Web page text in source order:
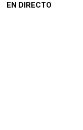
EN DIRECTO